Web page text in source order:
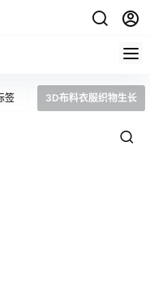
签 3D布料衣服织物生长